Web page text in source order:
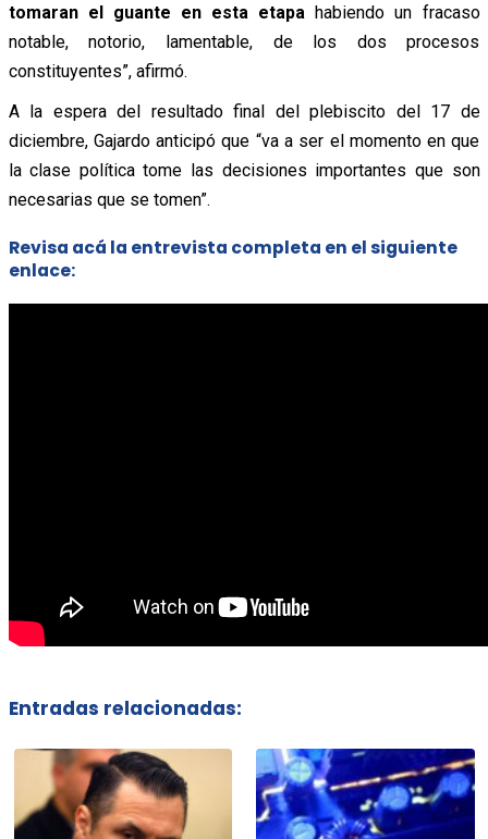
tomaran el guante en esta etapa habiendo un fracaso
notable, notorio, lamentable, de los dos procesos
constituyentes”, afirmó.
A la espera del resultado final del plebiscito del 17 de
diciembre, Gajardo anticipó que “va a ser el momento en que
la clase política tome las decisiones importantes que son
necesarias que se tomen”.
Revisa acá la entrevista completa en el siguiente
enlace:
Entradas relacionadas: